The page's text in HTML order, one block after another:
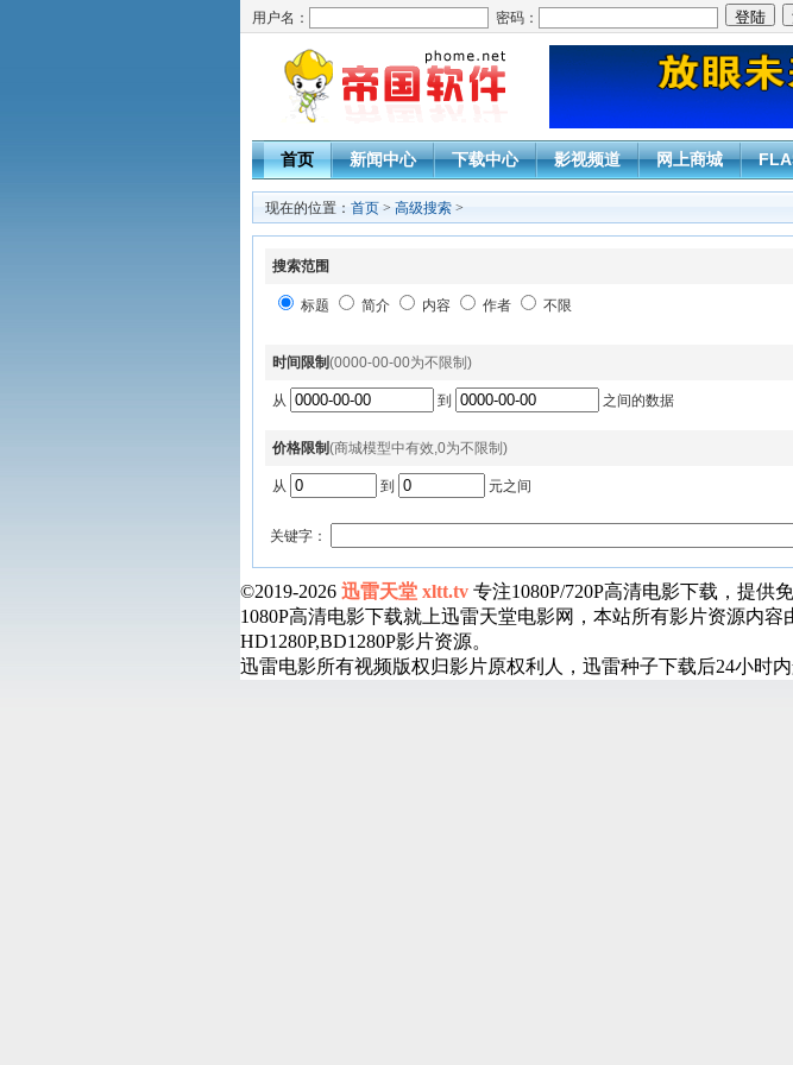
用户名： 密码：
首页 新闻中心 下载中心 影视频道 网上商城
现在的位置： 首页 > 高级搜索 >
搜索范围
标题 简介 内容 作者 不限
时间限制(0000-00-00为不限制)
从 到 之间的数据
价格限制(商城模型中有效,0为不限制)
从 到 元之间
关键字：
©2019-2026 迅雷天堂 xltt.tv 专注1080P/720P高清电影下载，提供
1080P高清电影下载就上迅雷天堂电影网，本站所有影片资源内
HD1280P,BD1280P影片资源。
迅雷电影所有视频版权归影片原权利人，迅雷种子下载后24小时